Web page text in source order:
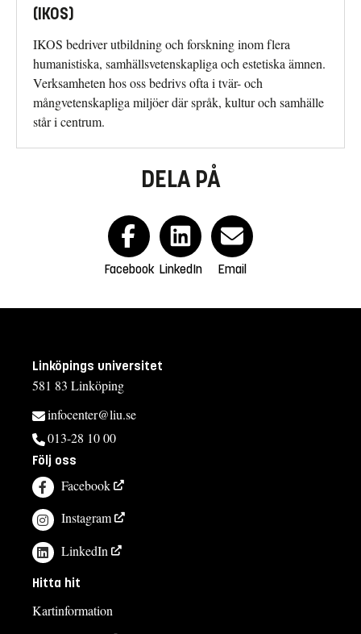
(IKOS)
IKOS bedriver utbildning och forskning inom flera
humanistiska, samhällsvetenskapliga och estetiska ämnen.
Verksamheten hos oss bedrivs ofta i tvär- och
mångvetenskapliga miljöer där språk, kultur och samhälle
står i centrum.
DELA PÅ
Facebook LinkedIn Email
Linköpings universitet
581 83 Linköping
infocenter@liu.se
013-28 10 00
Följ oss
Facebook
Instagram
LinkedIn
Hitta hit
Kartinformation